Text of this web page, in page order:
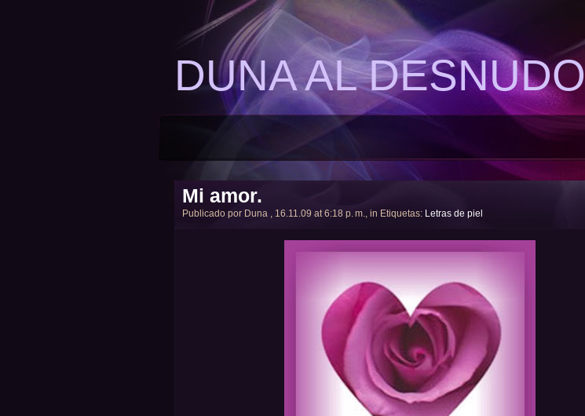
DUNA AL DESNUDO
Mi amor.
Publicado por Duna , 16.11.09 at 6:18 p. m., in Etiquetas: Letras de piel